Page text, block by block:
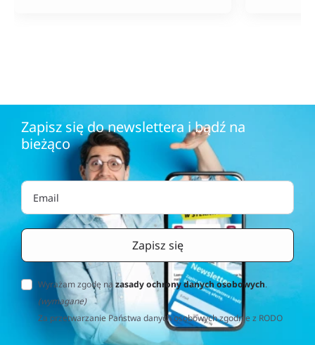
Zapisz się do newslettera i bądź na
bieżąco
Wyrażam zgodę nazasady ochrony danych osobowych.
(wymagane)
Za przetwarzanie Państwa danych osobowych zgodnie z RODO
(Rozporządzenie o Ochronie Danych Osobowych) odpowiedzialna